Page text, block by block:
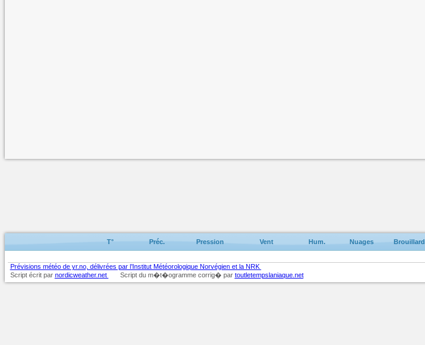
T° Préc. Pression Vent Hum. Nuages Brouillard
Prévisions météo de yr.no, délivrées par l’Institut Météorologique Norvégien et la NRK
Script écrit par nordicweather.net Script du m�t�ogramme corrig� par toutletempslaniaque.net